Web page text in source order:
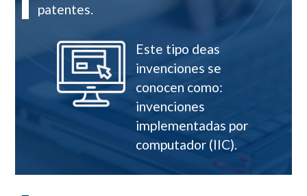
patentes.
Este tipo deas
invenciones se
conocen como:
invenciones
implementadas por
computador (IIC).